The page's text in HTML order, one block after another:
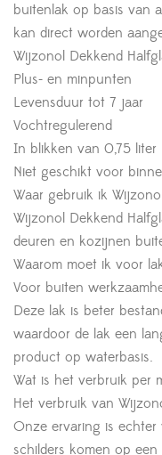
buitenlak op basis van
kan direct worden
Wijzonol Dekkend
Plus- en minpunten
Levensduur tot 7 jaar
Vochtregulerend
In blikken van 0,75 liter
Niet geschikt voor
Waar gebruik ik
Wijzonol Dekkend
deuren en kozijnen
Waarom moet ik voor
Voor buiten
Deze lak is beter
waardoor de lak een
product op waterbasis.
Wat is het verbruik per
Het verbruik van
Onze ervaring is echter
schilders komen op